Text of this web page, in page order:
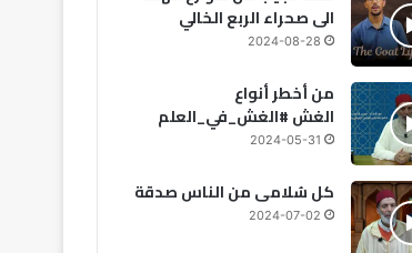
2026-08-06
2026-08-06الى صحراء الربع الخالي
2024-08-28
من أخطر أنواع
الغش #الغش_في_العلم
2024-05-31
كل سُلامى من الناس صدقة
2024-07-02